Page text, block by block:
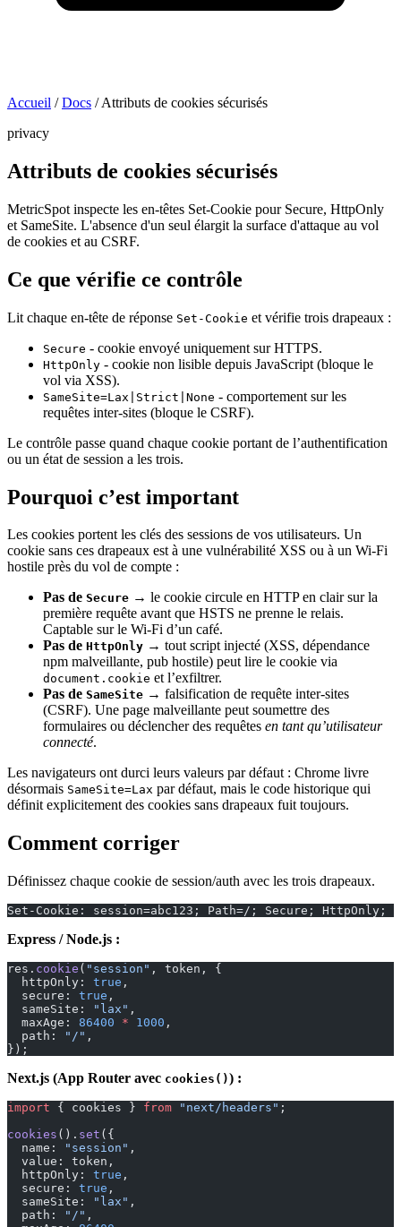
Accueil / Docs / Attributs de cookies sécurisés
privacy
Attributs de cookies sécurisés
MetricSpot inspecte les en-têtes Set-Cookie pour Secure, HttpOnly
et SameSite. L'absence d'un seul élargit la surface d'attaque au vol
de cookies et au CSRF.
Ce que vérifie ce contrôle
Lit chaque en-tête de réponse Set-Cookie et vérifie trois drapeaux :
Secure - cookie envoyé uniquement sur HTTPS.
HttpOnly - cookie non lisible depuis JavaScript (bloque le
vol via XSS).
SameSite=Lax|Strict|None - comportement sur les
requêtes inter-sites (bloque le CSRF).
Le contrôle passe quand chaque cookie portant de l’authentification
ou un état de session a les trois.
Pourquoi c’est important
Les cookies portent les clés des sessions de vos utilisateurs. Un
cookie sans ces drapeaux est à une vulnérabilité XSS ou à un Wi-Fi
hostile près du vol de compte :
Pas de Secure → le cookie circule en HTTP en clair sur la
première requête avant que HSTS ne prenne le relais.
Captable sur le Wi-Fi d’un café.
Pas de HttpOnly → tout script injecté (XSS, dépendance
npm malveillante, pub hostile) peut lire le cookie via
document.cookie et l’exfiltrer.
Pas de SameSite → falsification de requête inter-sites
(CSRF). Une page malveillante peut soumettre des
formulaires ou déclencher des requêtes en tant qu’utilisateur
connecté.
Les navigateurs ont durci leurs valeurs par défaut : Chrome livre
désormais SameSite=Lax par défaut, mais le code historique qui
définit explicitement des cookies sans drapeaux fuit toujours.
Comment corriger
Définissez chaque cookie de session/auth avec les trois drapeaux.
Set-Cookie: session=abc123; Path=/; Secure; HttpOnly;
Express / Node.js :
res. cookie ( "session" , token, {
  httpOnly:
true ,
  secure:
true ,
  sameSite:
"lax" ,
  maxAge:
86400 * 1000 ,
  path:
"/" ,
});
Next.js (App Router avec cookies()) :
import { cookies } from "next/headers" ;
cookies (). set ({
  name:
"session" ,
  value: token,
  httpOnly:
true ,
  secure:
true ,
  sameSite:
"lax" ,
  path:
"/" ,